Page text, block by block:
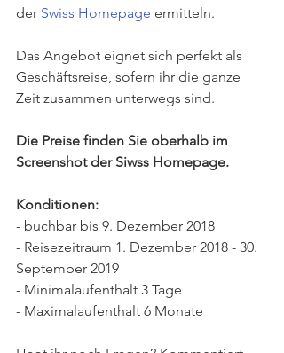
der Swiss Homepage ermitteln.
Das Angebot eignet sich perfekt als
Geschäftsreise, sofern ihr die ganze
Zeit zusammen unterwegs sind.
Die Preise finden Sie oberhalb im
Screenshot der Siwss Homepage.
Konditionen:
- buchbar bis 9. Dezember 2018
- Reisezeitraum 1. Dezember 2018 - 30.
September 2019
- Minimalaufenthalt 3 Tage
- Maximalaufenthalt 6 Monate